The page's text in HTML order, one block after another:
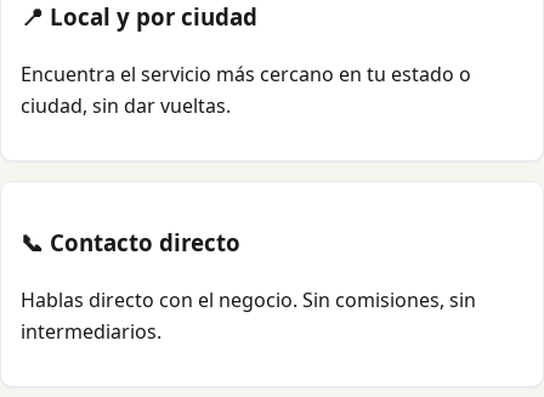
📍 Local y por ciudad
Encuentra el servicio más cercano en tu estado o
ciudad, sin dar vueltas.
📞 Contacto directo
Hablas directo con el negocio. Sin comisiones, sin
intermediarios.